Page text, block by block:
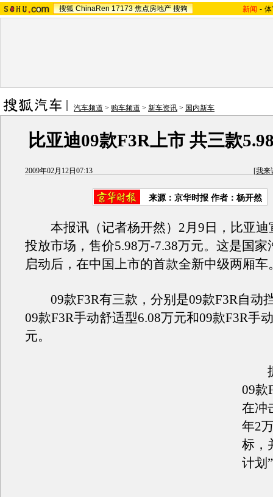
搜狐 ChinaRen 17173 焦点房地产 搜狗 新闻 -
汽车频道 > 购车频道 > 新车资讯 > 国内新车
比亚迪09款F3R上市 共三款
2009年02月12日07:13 [我来
来源：京华时报 作者：杨开然
本报讯（记者杨开然）2月9日，比亚迪
投放市场，售价5.98万-7.38万元。这是国家
启动后，在中国上市的首款全新中级两厢车
09款F3R有三款，分别是09款F3R自动
09款F3R手动舒适型6.08万元和09款F3R手
元。
据
09款
在冲
年2
标，
计划